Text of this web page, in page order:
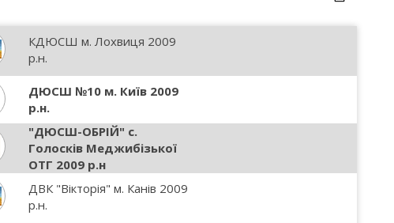
КДЮСШ м. Лохвиця 2009
р.н.
ДЮСШ №10 м. Київ 2009
р.н.
"ДЮСШ-ОБРІЙ" с.
Голосків Меджибізької
ОТГ 2009 р.н
ДВК "Вікторія" м. Канів 2009
р.н.